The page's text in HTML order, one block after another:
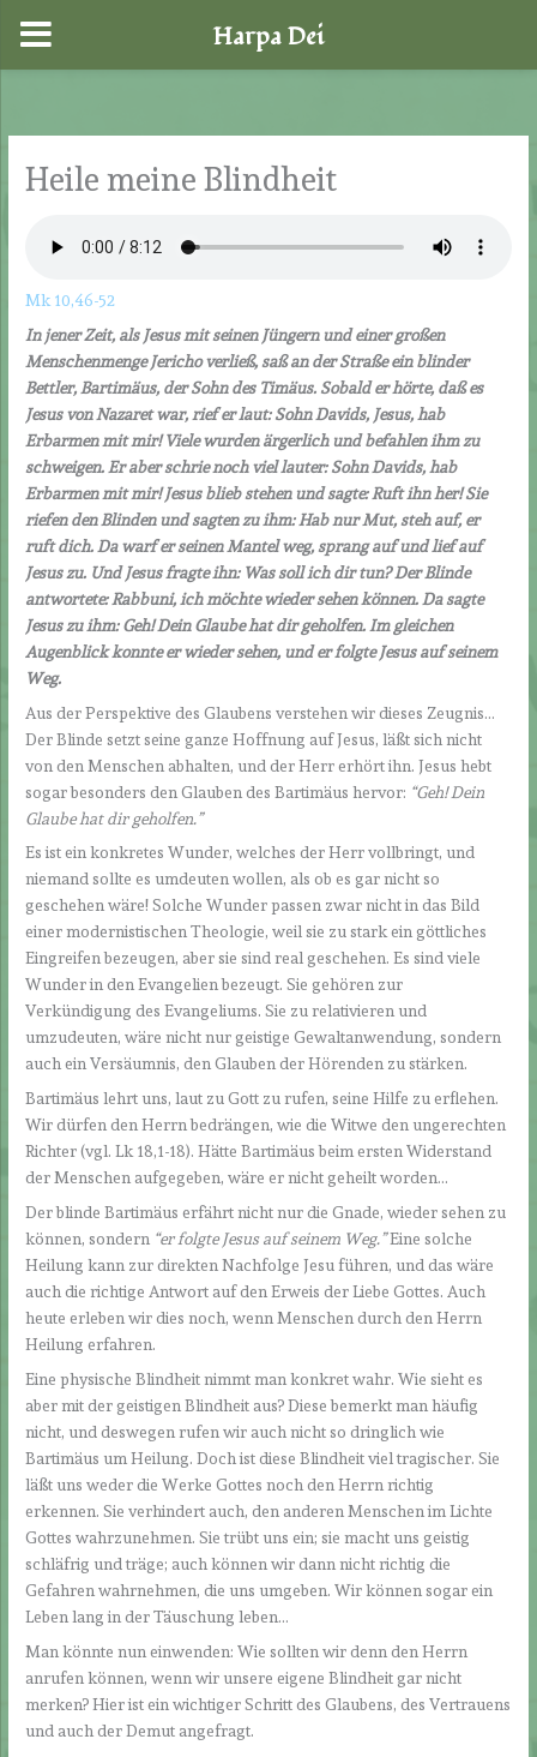
springen
Heile meine Blindheit
Mk 10,46-52
In jener Zeit, als Jesus mit seinen Jüngern und einer großen
Menschenmenge Jericho verließ, saß an der Straße ein blinder
Bettler, Bartimäus, der Sohn des Timäus. Sobald er hörte, daß es
Jesus von Nazaret war, rief er laut: Sohn Davids, Jesus, hab
Erbarmen mit mir! Viele wurden ärgerlich und befahlen ihm zu
schweigen. Er aber schrie noch viel lauter: Sohn Davids, hab
Erbarmen mit mir! Jesus blieb stehen und sagte: Ruft ihn her! Sie
riefen den Blinden und sagten zu ihm: Hab nur Mut, steh auf, er
ruft dich. Da warf er seinen Mantel weg, sprang auf und lief auf
Jesus zu. Und Jesus fragte ihn: Was soll ich dir tun? Der Blinde
antwortete: Rabbuni, ich möchte wieder sehen können. Da sagte
Jesus zu ihm: Geh! Dein Glaube hat dir geholfen. Im gleichen
Augenblick konnte er wieder sehen, und er folgte Jesus auf seinem
Weg.
Aus der Perspektive des Glaubens verstehen wir dieses Zeugnis…
Der Blinde setzt seine ganze Hoffnung auf Jesus, läßt sich nicht
von den Menschen abhalten, und der Herr erhört ihn. Jesus hebt
sogar besonders den Glauben des Bartimäus hervor: “Geh! Dein
Glaube hat dir geholfen.”
Es ist ein konkretes Wunder, welches der Herr vollbringt, und
niemand sollte es umdeuten wollen, als ob es gar nicht so
geschehen wäre! Solche Wunder passen zwar nicht in das Bild
einer modernistischen Theologie, weil sie zu stark ein göttliches
Eingreifen bezeugen, aber sie sind real geschehen. Es sind viele
Wunder in den Evangelien bezeugt. Sie gehören zur
Verkündigung des Evangeliums. Sie zu relativieren und
umzudeuten, wäre nicht nur geistige Gewaltanwendung, sondern
auch ein Versäumnis, den Glauben der Hörenden zu stärken.
Bartimäus lehrt uns, laut zu Gott zu rufen, seine Hilfe zu erflehen.
Wir dürfen den Herrn bedrängen, wie die Witwe den ungerechten
Richter (vgl. Lk 18,1-18). Hätte Bartimäus beim ersten Widerstand
der Menschen aufgegeben, wäre er nicht geheilt worden…
Der blinde Bartimäus erfährt nicht nur die Gnade, wieder sehen zu
können, sondern “er folgte Jesus auf seinem Weg.”Eine solche
Heilung kann zur direkten Nachfolge Jesu führen, und das wäre
auch die richtige Antwort auf den Erweis der Liebe Gottes. Auch
heute erleben wir dies noch, wenn Menschen durch den Herrn
Heilung erfahren.
Eine physische Blindheit nimmt man konkret wahr. Wie sieht es
aber mit der geistigen Blindheit aus? Diese bemerkt man häufig
nicht, und deswegen rufen wir auch nicht so dringlich wie
Bartimäus um Heilung. Doch ist diese Blindheit viel tragischer. Sie
läßt uns weder die Werke Gottes noch den Herrn richtig
erkennen. Sie verhindert auch, den anderen Menschen im Lichte
Gottes wahrzunehmen. Sie trübt uns ein; sie macht uns geistig
schläfrig und träge; auch können wir dann nicht richtig die
Gefahren wahrnehmen, die uns umgeben. Wir können sogar ein
Leben lang in der Täuschung leben…
Man könnte nun einwenden: Wie sollten wir denn den Herrn
anrufen können, wenn wir unsere eigene Blindheit gar nicht
merken? Hier ist ein wichtiger Schritt des Glaubens, des Vertrauens
und auch der Demut angefragt.
Harpa Dei